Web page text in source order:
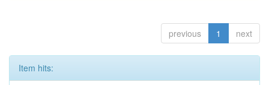
previous 1 next
Item hits: